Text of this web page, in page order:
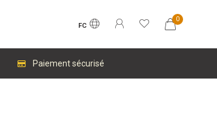
FC
0
Paiement sécurisé